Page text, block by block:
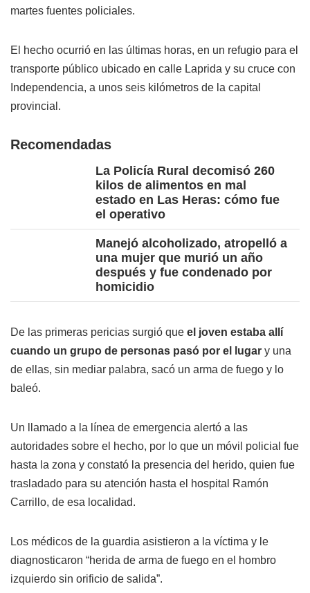
martes fuentes policiales.
El hecho ocurrió en las últimas horas, en un refugio para el
transporte público ubicado en calle Laprida y su cruce con
Independencia, a unos seis kilómetros de la capital
provincial.
Recomendadas
La Policía Rural decomisó 260
kilos de alimentos en mal
estado en Las Heras: cómo fue
el operativo
Manejó alcoholizado, atropelló a
una mujer que murió un año
después y fue condenado por
homicidio
De las primeras pericias surgió que el joven estaba allí
cuando un grupo de personas pasó por el lugar y una
de ellas, sin mediar palabra, sacó un arma de fuego y lo
baleó.
Un llamado a la línea de emergencia alertó a las
autoridades sobre el hecho, por lo que un móvil policial fue
hasta la zona y constató la presencia del herido, quien fue
trasladado para su atención hasta el hospital Ramón
Carrillo, de esa localidad.
Los médicos de la guardia asistieron a la víctima y le
diagnosticaron “herida de arma de fuego en el hombro
izquierdo sin orificio de salida”.